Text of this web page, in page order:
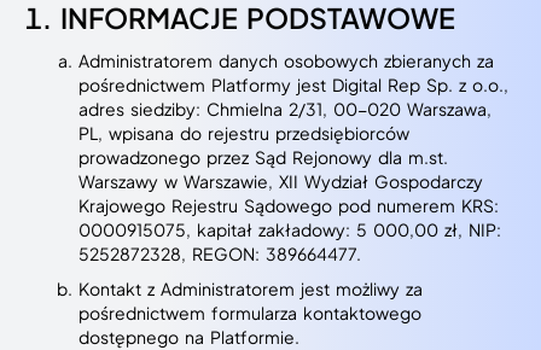
INFORMACJE PODSTAWOWE
Administratorem danych osobowych zbieranych za
pośrednictwem Platformy jest Digital Rep Sp. z o.o.,
adres siedziby: Chmielna 2/31, 00-020 Warszawa,
PL, wpisana do rejestru przedsiębiorców
prowadzonego przez Sąd Rejonowy dla m.st.
Warszawy w Warszawie, XII Wydział Gospodarczy
Krajowego Rejestru Sądowego pod numerem KRS:
0000915075, kapitał zakładowy: 5 000,00 zł, NIP:
5252872328, REGON: 389664477.
Kontakt z Administratorem jest możliwy za
pośrednictwem formularza kontaktowego
dostępnego na Platformie.